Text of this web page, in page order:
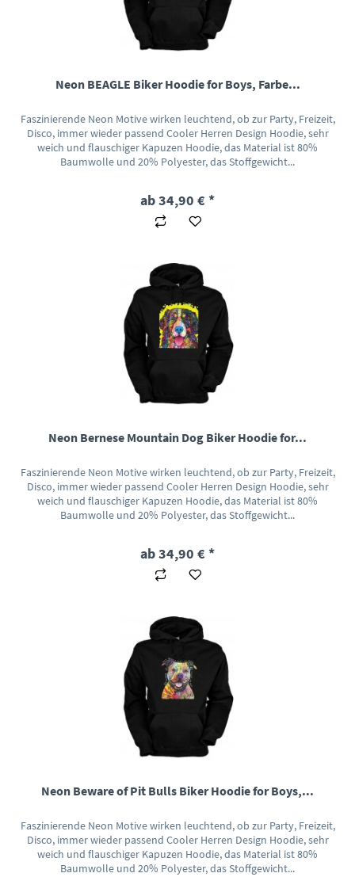
Neon BEAGLE Biker Hoodie for Boys, Farbe...
Faszinierende Neon Motive wirken leuchtend, ob zur Party, Freizeit,
Disco, immer wieder passend Cooler Herren Design Hoodie, sehr
weich und flauschiger Kapuzen Hoodie, das Material ist 80%
Baumwolle und 20% Polyester, das Stoffgewicht...
ab 34,90 € *
Neon Bernese Mountain Dog Biker Hoodie for...
Faszinierende Neon Motive wirken leuchtend, ob zur Party, Freizeit,
Disco, immer wieder passend Cooler Herren Design Hoodie, sehr
weich und flauschiger Kapuzen Hoodie, das Material ist 80%
Baumwolle und 20% Polyester, das Stoffgewicht...
ab 34,90 € *
Neon Beware of Pit Bulls Biker Hoodie for Boys,...
Faszinierende Neon Motive wirken leuchtend, ob zur Party, Freizeit,
Disco, immer wieder passend Cooler Herren Design Hoodie, sehr
weich und flauschiger Kapuzen Hoodie, das Material ist 80%
Baumwolle und 20% Polyester, das Stoffgewicht...